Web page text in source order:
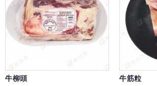
牛柳頭 牛筋粒